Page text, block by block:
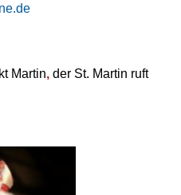
Martin, der St. Martin ruft